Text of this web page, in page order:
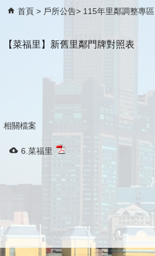
首頁 戶所公告 115年里鄰調整專區
【菜福里】新舊里鄰門牌對照表
相關檔案
6.菜福里